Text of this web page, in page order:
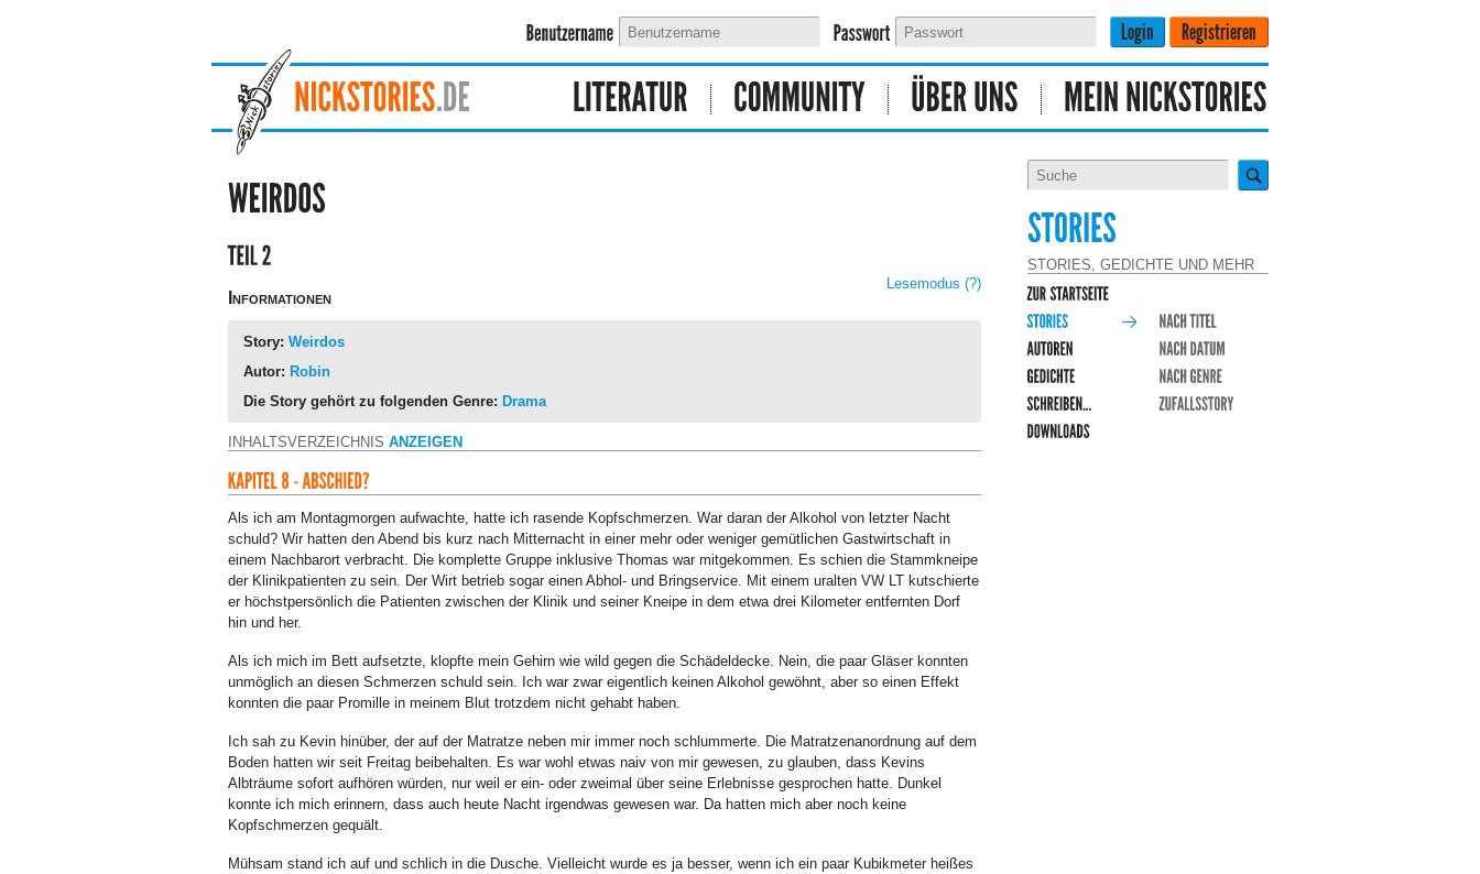
STORIES, GEDICHTE UND MEHR
Lesemodus (?)
Informationen
Story: Weirdos
Autor: Robin
Die Story gehört zu folgenden Genre: Drama
INHALTSVERZEICHNIS ANZEIGEN
Als ich am Montagmorgen aufwachte, hatte ich rasende Kopfschmerzen. War daran der Alkohol von letzter Nacht
schuld? Wir hatten den Abend bis kurz nach Mitternacht in einer mehr oder weniger gemütlichen Gastwirtschaft in
einem Nachbarort verbracht. Die komplette Gruppe inklusive Thomas war mitgekommen. Es schien die Stammkneipe
der Klinikpatienten zu sein. Der Wirt betrieb sogar einen Abhol- und Bringservice. Mit einem uralten VW LT kutschierte
er höchstpersönlich die Patienten zwischen der Klinik und seiner Kneipe in dem etwa drei Kilometer entfernten Dorf
hin und her.
Als ich mich im Bett aufsetzte, klopfte mein Gehirn wie wild gegen die Schädeldecke. Nein, die paar Gläser konnten
unmöglich an diesen Schmerzen schuld sein. Ich war zwar eigentlich keinen Alkohol gewöhnt, aber so einen Effekt
konnten die paar Promille in meinem Blut trotzdem nicht gehabt haben.
Ich sah zu Kevin hinüber, der auf der Matratze neben mir immer noch schlummerte. Die Matratzenanordnung auf dem
Boden hatten wir seit Freitag beibehalten. Es war wohl etwas naiv von mir gewesen, zu glauben, dass Kevins
Albträume sofort aufhören würden, nur weil er ein- oder zweimal über seine Erlebnisse gesprochen hatte. Dunkel
konnte ich mich erinnern, dass auch heute Nacht irgendwas gewesen war. Da hatten mich aber noch keine
Kopfschmerzen gequält.
Mühsam stand ich auf und schlich in die Dusche. Vielleicht wurde es ja besser, wenn ich ein paar Kubikmeter heißes